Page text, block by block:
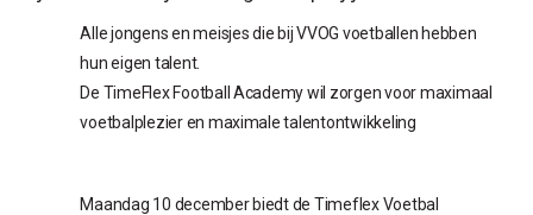
Alle jongens en meisjes die bij VVOG voetballen hebben
hun eigen talent.
De TimeFlex Football Academy wil zorgen voor maximaal
voetbalplezier en maximale talentontwikkeling
Maandag 10 december biedt de Timeflex Voetbal